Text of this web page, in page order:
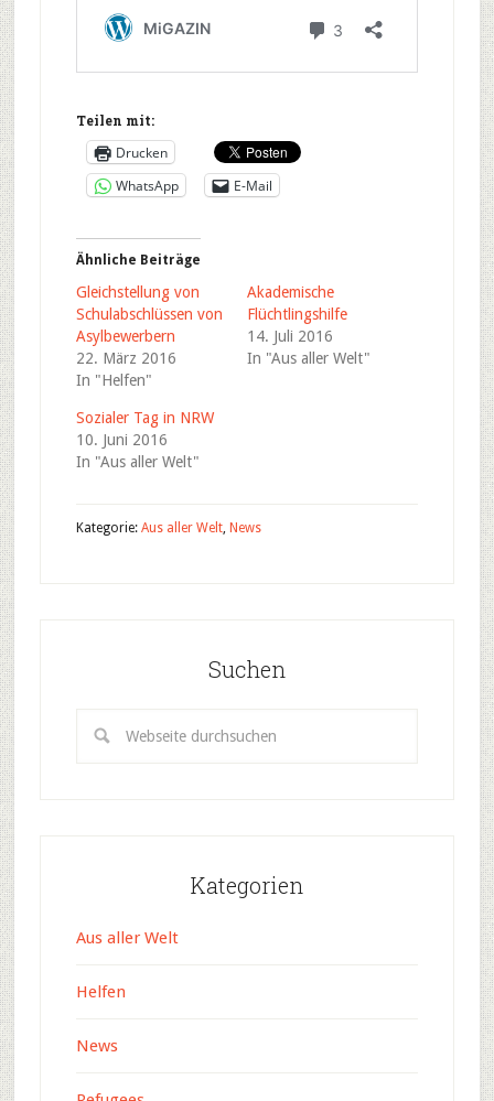
Teilen mit:
Drucken
WhatsApp
E-Mail
Ähnliche Beiträge
Gleichstellung von
Schulabschlüssen von
Asylbewerbern
22. März 2016
In "Helfen"
Akademische
Flüchtlingshilfe
14. Juli 2016
In "Aus aller Welt"
Sozialer Tag in NRW
10. Juni 2016
In "Aus aller Welt"
Kategorie: Aus aller Welt, News
Suchen
Kategorien
Aus aller Welt
Helfen
News